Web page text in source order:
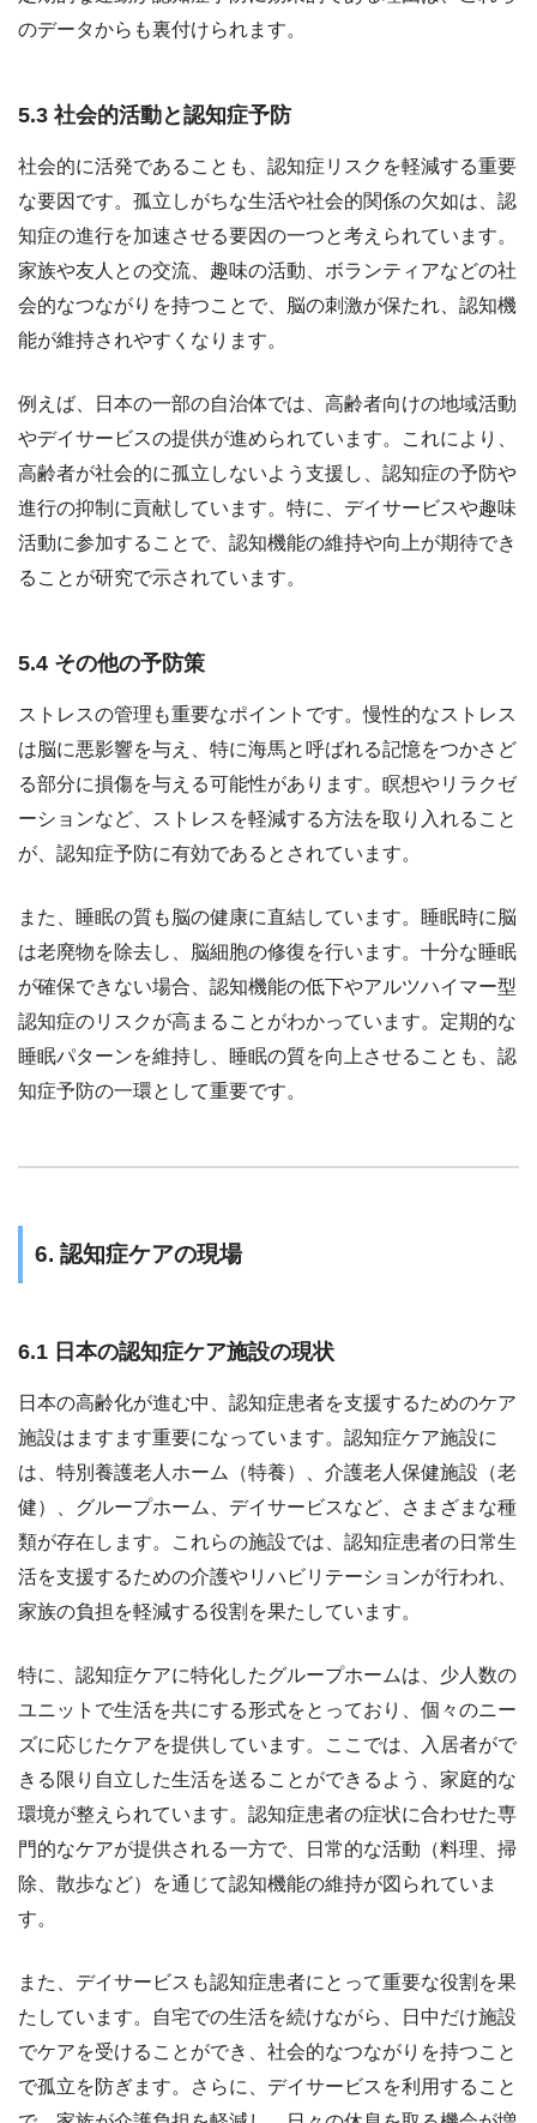
のデータからも裏付けられます。
5.3 社会的活動と認知症予防
社会的に活発であることも、認知症リスクを軽減する重要
な要因です。孤立しがちな生活や社会的関係の欠如は、認
知症の進行を加速させる要因の一つと考えられています。
家族や友人との交流、趣味の活動、ボランティアなどの社
会的なつながりを持つことで、脳の刺激が保たれ、認知機
能が維持されやすくなります。
例えば、日本の一部の自治体では、高齢者向けの地域活動
やデイサービスの提供が進められています。これにより、
高齢者が社会的に孤立しないよう支援し、認知症の予防や
進行の抑制に貢献しています。特に、デイサービスや趣味
活動に参加することで、認知機能の維持や向上が期待でき
ることが研究で示されています。
5.4 その他の予防策
ストレスの管理も重要なポイントです。慢性的なストレス
は脳に悪影響を与え、特に海馬と呼ばれる記憶をつかさど
る部分に損傷を与える可能性があります。瞑想やリラクゼ
ーションなど、ストレスを軽減する方法を取り入れること
が、認知症予防に有効であるとされています。
また、睡眠の質も脳の健康に直結しています。睡眠時に脳
は老廃物を除去し、脳細胞の修復を行います。十分な睡眠
が確保できない場合、認知機能の低下やアルツハイマー型
認知症のリスクが高まることがわかっています。定期的な
睡眠パターンを維持し、睡眠の質を向上させることも、認
知症予防の一環として重要です。
6. 認知症ケアの現場
6.1 日本の認知症ケア施設の現状
日本の高齢化が進む中、認知症患者を支援するためのケア
施設はますます重要になっています。認知症ケア施設に
は、特別養護老人ホーム（特養）、介護老人保健施設（老
健）、グループホーム、デイサービスなど、さまざまな種
類が存在します。これらの施設では、認知症患者の日常生
活を支援するための介護やリハビリテーションが行われ、
家族の負担を軽減する役割を果たしています。
特に、認知症ケアに特化したグループホームは、少人数の
ユニットで生活を共にする形式をとっており、個々のニー
ズに応じたケアを提供しています。ここでは、入居者がで
きる限り自立した生活を送ることができるよう、家庭的な
環境が整えられています。認知症患者の症状に合わせた専
門的なケアが提供される一方で、日常的な活動（料理、掃
除、散歩など）を通じて認知機能の維持が図られていま
す。
また、デイサービスも認知症患者にとって重要な役割を果
たしています。自宅での生活を続けながら、日中だけ施設
でケアを受けることができ、社会的なつながりを持つこと
で孤立を防ぎます。さらに、デイサービスを利用すること